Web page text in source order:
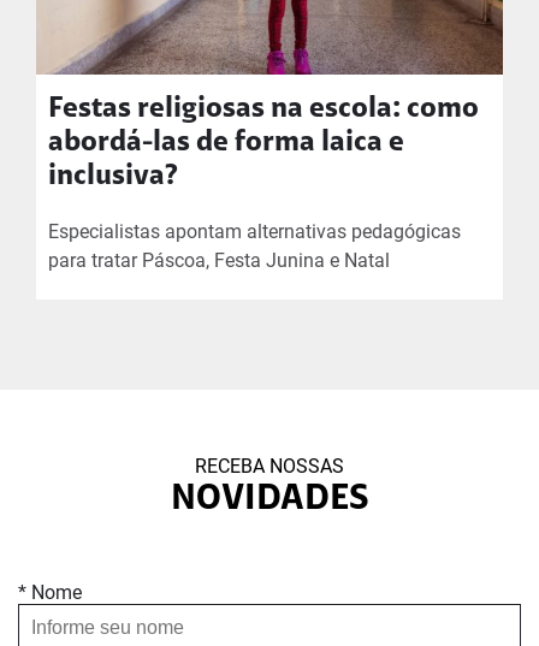
Festas religiosas na escola: como
abordá-las de forma laica e
inclusiva?
Especialistas apontam alternativas pedagógicas
para tratar Páscoa, Festa Junina e Natal
RECEBA NOSSAS
NOVIDADES
* Nome